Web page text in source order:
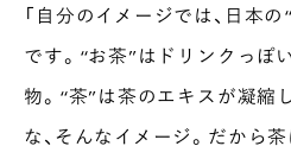
「自分のイメージでは、日本
です。“お茶”はドリンクっぽ
物。“茶”は茶のエキスが凝縮
な、そんなイメージ。だから